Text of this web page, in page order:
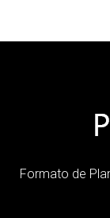
Formato de